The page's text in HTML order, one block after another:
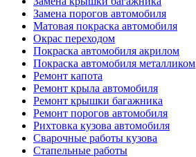
Замена порогов автомобиля
Матовая покраска автомобиля
Окрас переходом
Покраска автомобиля акрилом
Покраска автомобиля металликом
Ремонт капота
Ремонт крыла автомобиля
Ремонт крышки багажника
Ремонт порогов автомобиля
Рихтовка кузова автомобиля
Сварочные работы кузова
Стапельные работы